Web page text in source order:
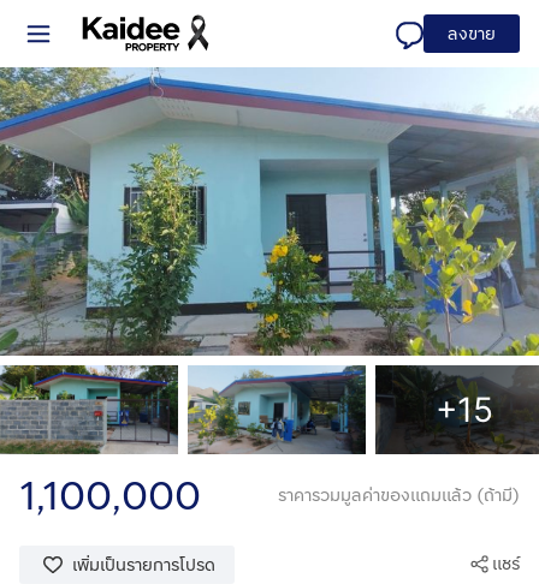
ลงขาย
+15
1,100,000 ราคารวมมูลค่าของแถมแล้ว (ถ้ามี)
เพิ่มเป็นรายการโปรด แชร์